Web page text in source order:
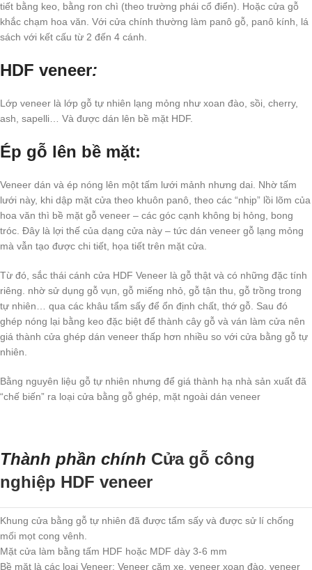
tiết bằng keo, bằng ron chì (theo trường phái cổ điển). Hoặc cửa gỗ
khắc chạm hoa văn. Với cửa chính thường làm panô gỗ, panô kính, lá
sách với kết cấu từ 2 đến 4 cánh.
HDF veneer:
Lớp veneer là lớp gỗ tự nhiên lạng mỏng như xoan đào, sồi, cherry,
ash, sapelli… Và được dán lên bề mặt HDF.
Ép gỗ lên bề mặt:
Veneer dán và ép nóng lên một tấm lưới mảnh nhưng dai. Nhờ tấm
lưới này, khi dập mặt cửa theo khuôn panô, theo các “nhịp” lồi lõm của
hoa văn thì bề mặt gỗ veneer – các góc cạnh không bị hỏng, bong
tróc. Đây là lợi thế của dạng cửa này – tức dán veneer gỗ lạng mỏng
mà vẫn tạo được chi tiết, họa tiết trên mặt cửa.
Từ đó, sắc thái cánh cửa HDF Veneer là gỗ thật và có những đặc tính
riêng. nhờ sử dụng gỗ vụn, gỗ miếng nhỏ, gỗ tận thu, gỗ trồng trong
tự nhiên… qua các khâu tẩm sấy để ổn định chất, thớ gỗ. Sau đó
ghép nóng lại bằng keo đặc biệt để thành cây gỗ và ván làm cửa nên
giá thành cửa ghép dán veneer thấp hơn nhiều so với cửa bằng gỗ tự
nhiên.
Bằng nguyên liệu gỗ tự nhiên nhưng để giá thành hạ nhà sản xuất đã
“chế biến” ra loại cửa bằng gỗ ghép, mặt ngoài dán veneer
Thành phần chính Cửa gỗ công
nghiệp HDF veneer
Khung cửa bằng gỗ tự nhiên đã được tẩm sấy và được sử lí chống
mối mọt cong vênh.
Mặt cửa làm bằng tấm HDF hoặc MDF dày 3-6 mm
Bề mặt là các loại Veneer: Veneer căm xe, veneer xoan đào, veneer